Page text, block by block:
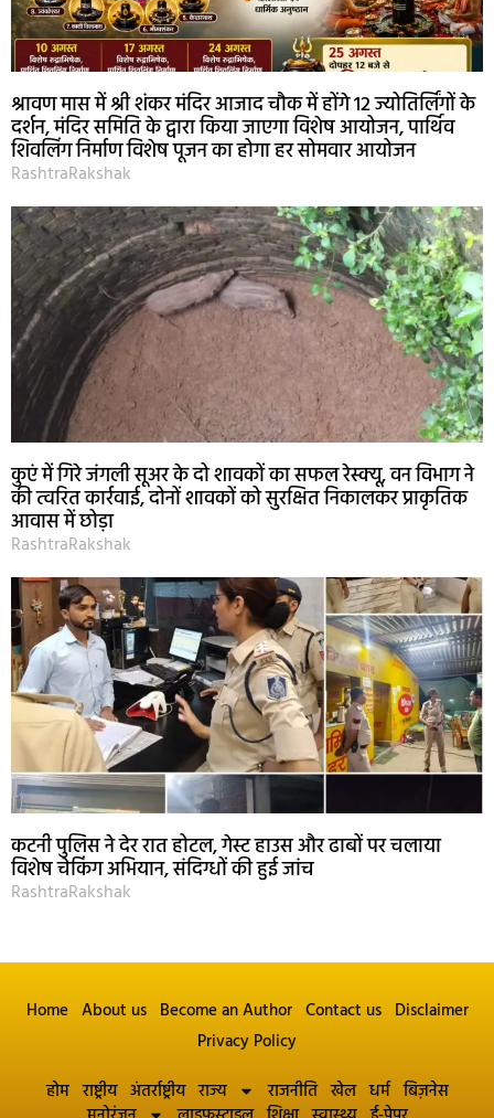
श्रावण मास में श्री शंकर मंदिर आजाद चौक में होंगे 12 ज्योतिर्लिंगों के
दर्शन, मंदिर समिति के द्वारा किया जाएगा विशेष आयोजन, पार्थिव
शिवलिंग निर्माण विशेष पूजन का होगा हर सोमवार आयोजन
RashtraRakshak
कुएं में गिरे जंगली सूअर के दो शावकों का सफल रेस्क्यू, वन विभाग ने
की त्वरित कार्रवाई, दोनों शावकों को सुरक्षित निकालकर प्राकृतिक
आवास में छोड़ा
RashtraRakshak
कटनी पुलिस ने देर रात होटल, गेस्ट हाउस और ढाबों पर चलाया
विशेष चेकिंग अभियान, संदिग्धों की हुई जांच
RashtraRakshak
Home About us Become an Author Contact us Disclaimer
Privacy Policy
होम राष्ट्रीय अंतर्राष्ट्रीय राज्य राजनीति खेल धर्म बिज़नेस